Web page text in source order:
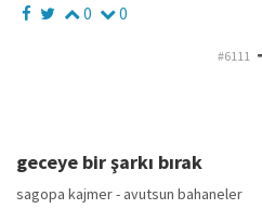
0 0
#6111
geceye bir şarkı bırak
sagopa kajmer - avutsun bahaneler